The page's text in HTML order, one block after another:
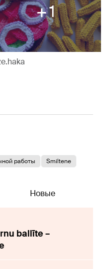
1
работы Smiltene
Новые
ballīte –